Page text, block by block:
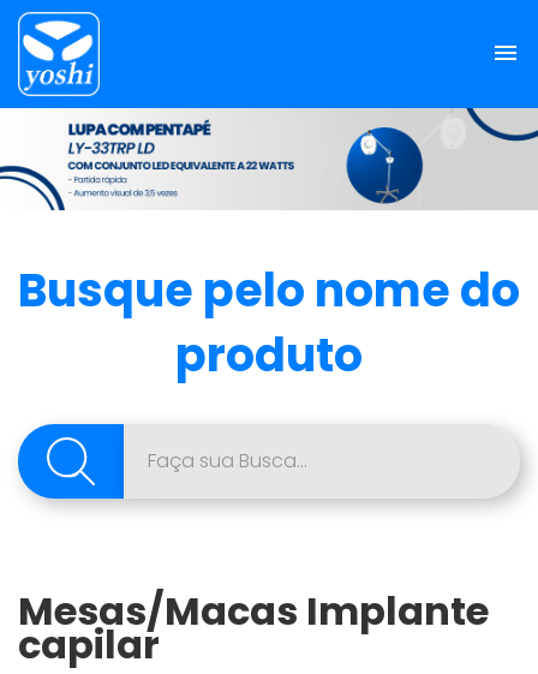
Busque pelo nome do
produto
Pesquisar
por:
Mesas/Macas Implante
capilar